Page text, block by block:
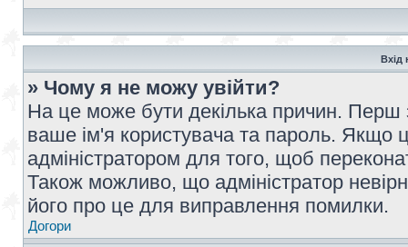
Вхід
» Чому я не можу увійти?
На це може бути декілька причин. Перш
ваше ім'я користувача та пароль. Якщо
адміністратором для того, щоб
Також можливо, що адміністратор
його про це для виправлення помилки.
Догори